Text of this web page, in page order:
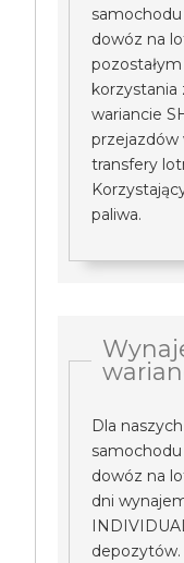
dowóz na
korzystania
wariancie
przejazdów
transfery
paliwa.
Dla
dowóz na
dni